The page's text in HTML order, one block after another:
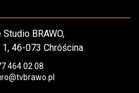
BRAWO,
46-073 Chróścina
464 02 08